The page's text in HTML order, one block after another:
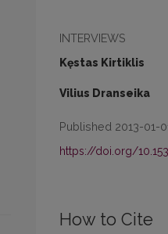
INTERVIEWS
Kęstas Kirtiklis
Vilius Dranseika
Published 2013-01-
https://doi.org/
How to Cite